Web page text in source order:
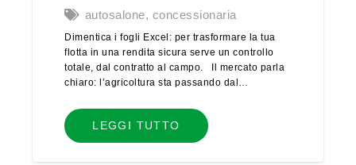
autosalone, concessionaria
Dimentica i fogli Excel: per trasformare la tua
flotta in una rendita sicura serve un controllo
totale, dal contratto al campo. Il mercato parla
chiaro: l’agricoltura sta passando dal…
LEGGI TUTTO